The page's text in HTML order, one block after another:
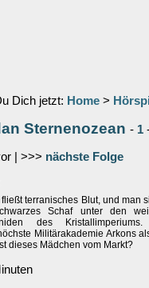
Dich jetzt: Home >
Sternenozean - 1
| >>> nächste Folge
fließt terranisches Blut, und man
Schaf unter den
des Kristallimperiums.
Militärakademie Arkons
dieses Mädchen vom Markt?